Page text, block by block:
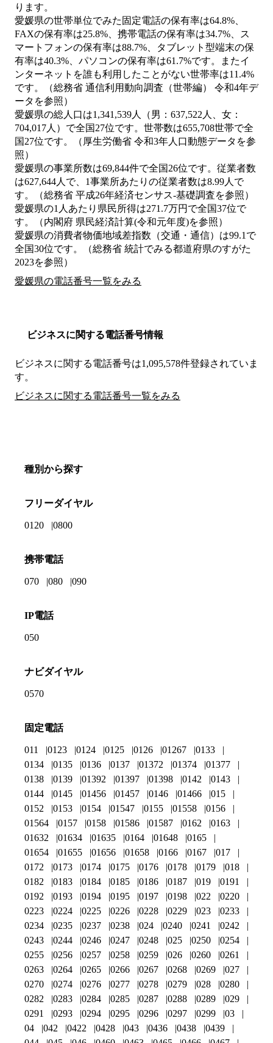
ります。
愛媛県の世帯単位でみた固定電話の保有率は64.8%、
FAXの保有率は25.8%、携帯電話の保有率は34.7%、ス
マートフォンの保有率は88.7%、タブレット型端末の保
有率は40.3%、パソコンの保有率は61.7%です。またイ
ンターネットを誰も利用したことがない世帯率は11.4%
です。（総務省 通信利用動向調査（世帯編） 令和4年デ
ータを参照）
愛媛県の総人口は1,341,539人（男：637,522人、女：
704,017人）で全国27位です。世帯数は655,708世帯で全
国27位です。（厚生労働省 令和3年人口動態データを参
照）
愛媛県の事業所数は69,844件で全国26位です。従業者数
は627,644人で、1事業所あたりの従業者数は8.99人で
す。（総務省 平成26年経済センサス‐基礎調査を参照）
愛媛県の1人あたり県民所得は271.7万円で全国37位で
す。（内閣府 県民経済計算(令和元年度)を参照）
愛媛県の消費者物価地域差指数（交通・通信）は99.1で
全国30位です。（総務省 統計でみる都道府県のすがた
2023を参照）
愛媛県の電話番号一覧をみる
ビジネスに関する電話番号情報
ビジネスに関する電話番号は1,095,578件登録されていま
す。
ビジネスに関する電話番号一覧をみる
種別から探す
フリーダイヤル
0120 0800
携帯電話
070 080 090
IP電話
050
ナビダイヤル
0570
固定電話
011 0123 0124 0125 0126 01267
0133
0134
0135 0136 0137 01372 01374
01377
0138
0139 01392 01397 01398 0142
0143
0144
0145 01456 01457 0146 01466
015
0152
0153 0154 01547 0155 01558
0156
01564
0157 0158 01586 01587 0162
0163
01632
01634 01635 0164 01648
0165
01654
01655 01656 01658 0166 0167
017
0172
0173 0174 0175 0176 0178 0179
018
0182
0183 0184 0185 0186 0187 019
0191
0192
0193 0194 0195 0197 0198 022
0220
0223
0224 0225 0226 0228 0229 023
0233
0234
0235 0237 0238 024 0240 0241
0242
0243
0244 0246 0247 0248 025 0250
0254
0255
0256 0257 0258 0259 026 0260
0261
0263
0264 0265 0266 0267 0268 0269
027
0270
0274 0276 0277 0278 0279 028
0280
0282
0283 0284 0285 0287 0288 0289
029
0291
0293 0294 0295 0296 0297 0299
03
04
042 0422 0428 043 0436 0438
0439